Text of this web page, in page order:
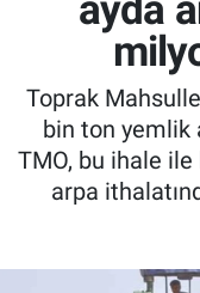
Toprak
bin ton yemlik
TMO, bu ihale
arpa
TZOB
Tarım Kredi
Pankobirlik
Tarım Bilgisi
Haber Arşivi